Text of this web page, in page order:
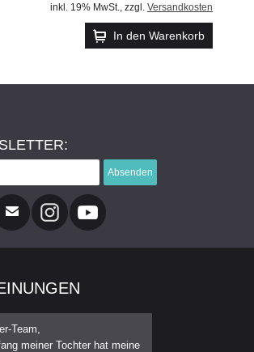
inkl. 19% MwSt. zzgl. Versandkosten
In den Warenkorb
Absenden
Team,
meiner Tochter hat meine